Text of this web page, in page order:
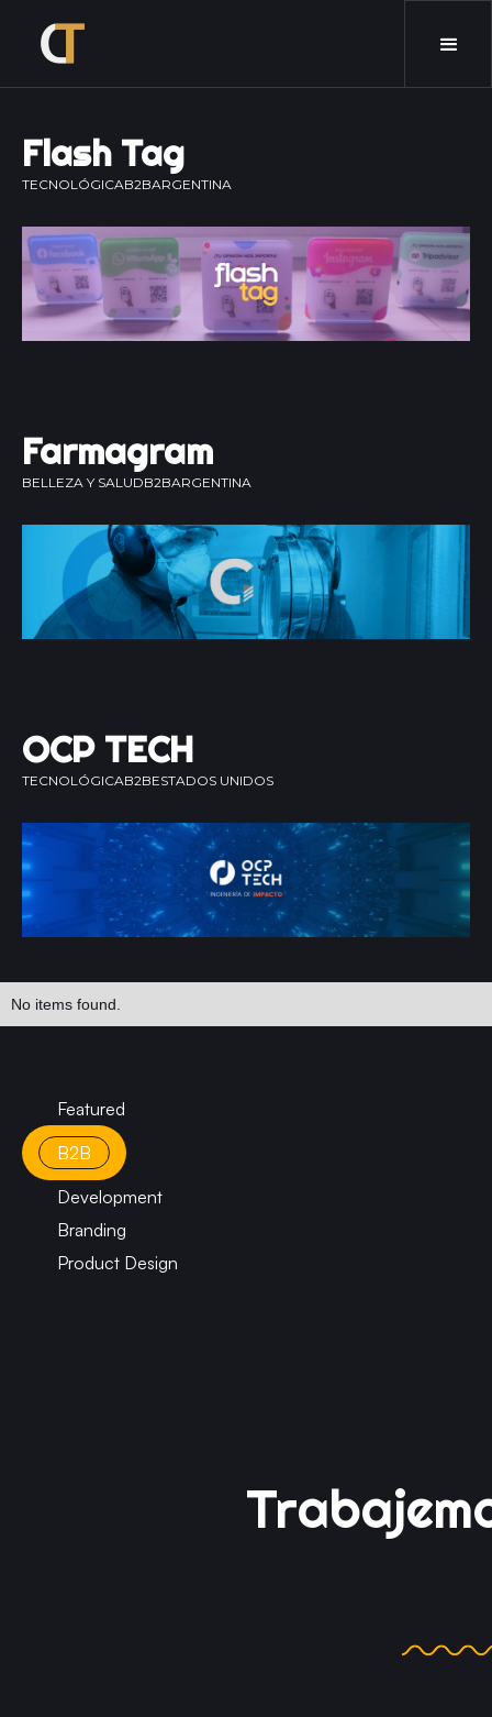
Featured
B2B
Development
Branding
Product Design
Flash Tag
TECNOLÓGICAB2BARGENTINA
Farmagram
BELLEZA Y SALUDB2BARGENTINA
OCP TECH
TECNOLÓGICAB2BESTADOS UNIDOS
No items found.